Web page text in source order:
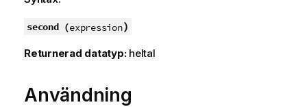
second (expression)
Returnerad datatyp: heltal
Användning